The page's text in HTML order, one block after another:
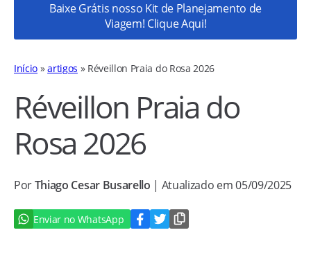
Baixe Grátis nosso Kit de Planejamento de
Viagem! Clique Aqui!
Início »artigos » Réveillon Praia do Rosa 2026
Réveillon Praia do
Rosa 2026
PorThiago Cesar Busarello | Atualizado em 05/09/2025
Enviar no WhatsApp